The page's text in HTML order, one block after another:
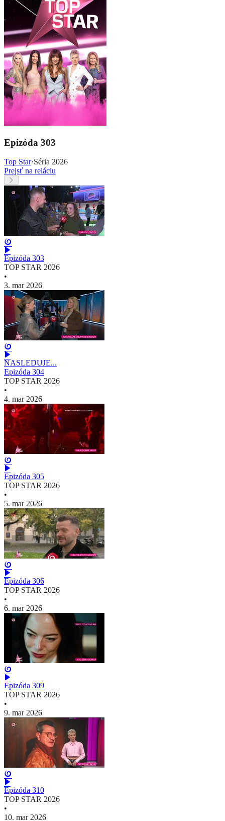
Epizóda 303
Top Star·Séria 2026
Prejsť na reláciu
Epizóda 303
TOP STAR 2026
•
3. mar 2026
NASLEDUJE...
Epizóda 304
TOP STAR 2026
•
4. mar 2026
Epizóda 305
TOP STAR 2026
•
5. mar 2026
Epizóda 306
TOP STAR 2026
•
6. mar 2026
Epizóda 309
TOP STAR 2026
•
9. mar 2026
Epizóda 310
TOP STAR 2026
•
10. mar 2026